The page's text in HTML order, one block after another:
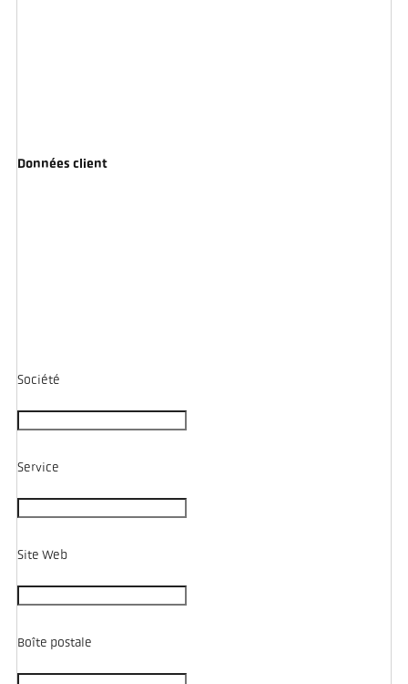
Données client
Société
Service
Site Web
Boîte postale